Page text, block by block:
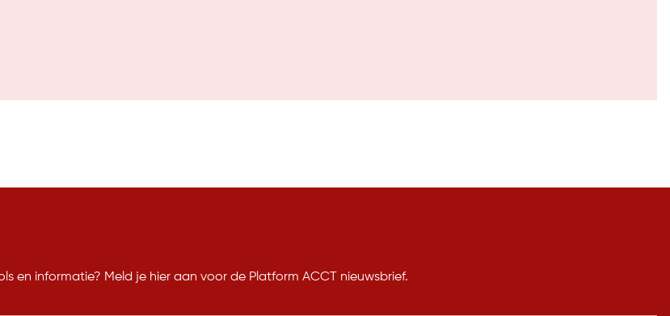
informatie? Meld je hier aan voor de Platform ACCT nieuwsbrief.